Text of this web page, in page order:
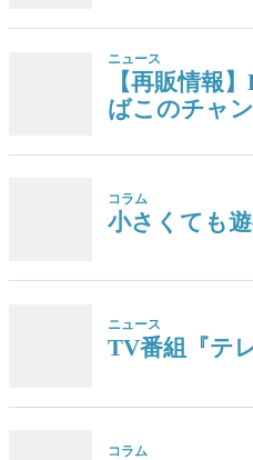
ニュース
【再販情報
ばこのチャ
コラム
小さくても
ニュース
TV番組『テ
コラム